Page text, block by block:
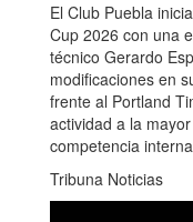
El Club Puebla
Cup 2026 con una
técnico Gerardo
modificaciones en
frente al Portland
actividad a la
competencia
Tribuna Noticias